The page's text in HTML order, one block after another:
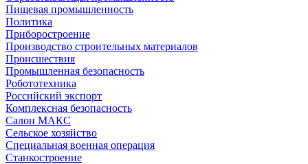
Пищевая промышленность
Политика
Приборостроение
Производство строительных материалов
Происшествия
Промышленная безопасность
Робототехника
Российский экспорт
Комплексная безопасность
Салон МАКС
Сельское хозяйство
Специальная военная операция
Станкостроение